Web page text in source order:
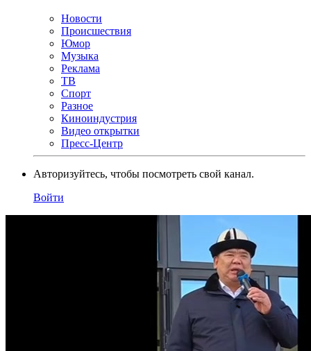
Новости
Происшествия
Юмор
Музыка
Реклама
ТВ
Спорт
Разное
Киноиндустрия
Видео открытки
Пресс-Центр
Авторизуйтесь, чтобы посмотреть свой канал.
Войти